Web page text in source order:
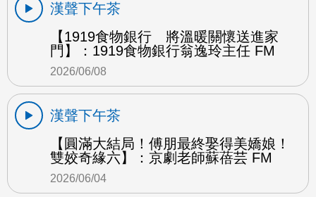
漢聲下午茶
【1919食物銀行 將溫暖關懷送進家
門】：1919食物銀行翁逸玲主任 FM
2026/06/08
漢聲下午茶
【圓滿大結局！傅朋最終娶得美嬌娘！
雙姣奇緣六】：京劇老師蘇蓓芸 FM
2026/06/04